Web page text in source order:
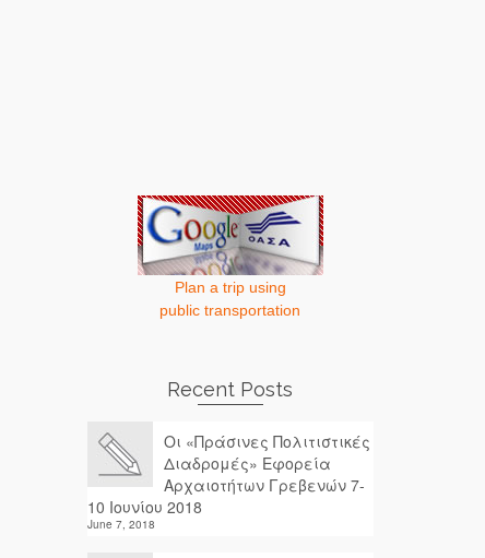
Plan a trip using
public transportation
Recent Posts
Οι «Πράσινες Πολιτιστικές
Διαδρομές» Εφορεία
Αρχαιοτήτων Γρεβενών 7-
10 Ιουνίου 2018
June 7, 2018